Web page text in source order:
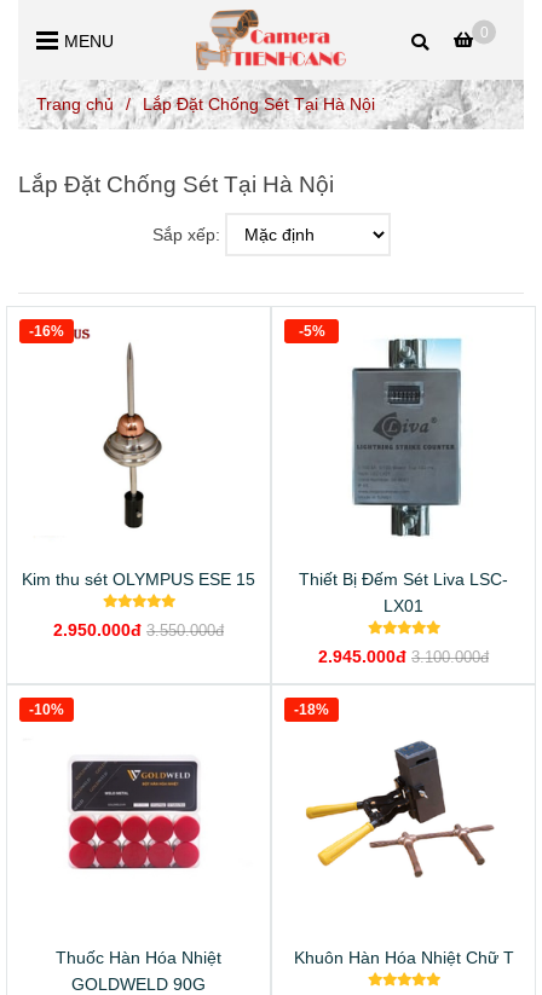
0
MENU
Trang chủ / Lắp Đặt Chống Sét Tại Hà Nội
Lắp Đặt Chống Sét Tại Hà Nội
Sắp xếp:
Kim thu sét OLYMPUS ESE 15
2.950.000đ 3.550.000đ
-16%
Thiết Bị Đếm Sét Liva LSC-
LX01
2.945.000đ 3.100.000đ
-5%
Thuốc Hàn Hóa Nhiệt
GOLDWELD 90G
-10%
Khuôn Hàn Hóa Nhiệt Chữ T
-18%